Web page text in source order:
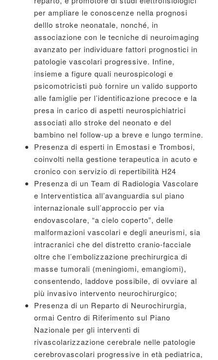
per ampliare le conoscenze nella prognosi
delllo stroke neonatale, nonché, in
associazione con le tecniche di neuroimaging
avanzato per individuare fattori prognostici in
patologie vascolari progressive. Infine,
insieme a figure quali neurospicologi e
psicomotricisti può fornire un valido supporto
alle famiglie per l’identificazione precoce e la
presa in carico di aspetti neurospichiatrici
associati allo stroke del neonato e del
bambino nel follow-up a breve e lungo termine.
Presenza di esperti in Emostasi e Trombosi,
coinvolti nella gestione terapeutica in acuto e
cronico con servizio di repertibilità H24
Presenza di un Team di Radiologia Vascolare
e Interventistica all’avanguardia sul piano
internazionale sull’approccio per via
endovascolare, “a cielo coperto”, delle
malformazioni vascolari e degli aneurismi, sia
intracranici che del distretto cranio-facciale
oltre che l’embolizzazione prechirurgica di
masse tumorali (meningiomi, emangiomi),
consentendo, laddove possibile, di ovviare al
più invasivo intervento neurochirurgico;
Presenza di un Reparto di Neurochirurgia,
ormai Centro di Riferimento sul Piano
Nazionale per gli interventi di
rivascolarizzazione cerebrale nelle patologie
cerebrovascolari progressive in età pediatrica,